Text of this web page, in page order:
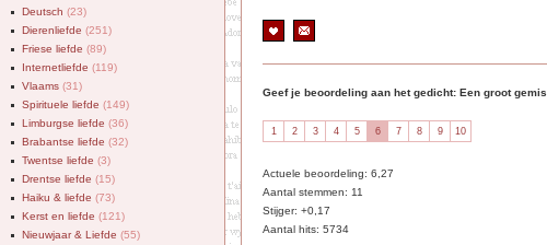
Geef je beoordeling aan het gedicht: Een groot gemis
Actuele beoordeling: 6,27
Aantal stemmen: 11
Stijger: +0,17
Aantal hits: 5734
Deutsch (23)
Dierenliefde (251)
Friese liefde (89)
Internetliefde (119)
Vlaams (31)
Spirituele liefde (149)
Limburgse liefde (36)
Brabantse liefde (32)
Twentse liefde (3)
Drentse liefde (15)
Haiku & liefde (73)
Kerst en liefde (121)
Nieuwjaar & Liefde (55)